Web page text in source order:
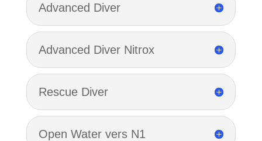
Advanced Diver
Advanced Diver Nitrox
Rescue Diver
Open Water vers N1